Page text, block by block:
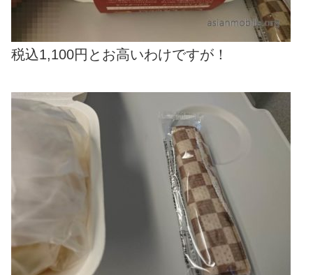
税込1,100円とお高いわけですが！